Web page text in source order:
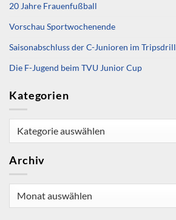
20 Jahre Frauenfußball
Vorschau Sportwochenende
Saisonabschluss der C-Junioren im Tripsdrill
Die F-Jugend beim TVU Junior Cup
Kategorien
Archiv